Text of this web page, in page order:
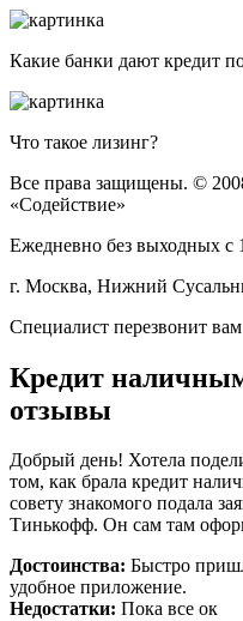
Какие банки дают кредит
Что такое лизинг?
Все права защищены. ©
«Содействие»
Ежедневно без выходных с
г. Москва, Нижний
Cпециалист перезвонит
Кредит
отзывы
Добрый день! Хотела
том, как брала кредит
совету знакомого подала
Тинькофф. Он сам там
Достоинства: Быстро
удобное приложение.
Недостатки: Пока все ок